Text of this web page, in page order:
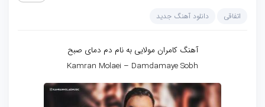
اتفاقی دانلود آهنگ جدید
آهنگ کامران مولایی به نام دم دمای صبح
Kamran Molaei – Damdamaye Sobh